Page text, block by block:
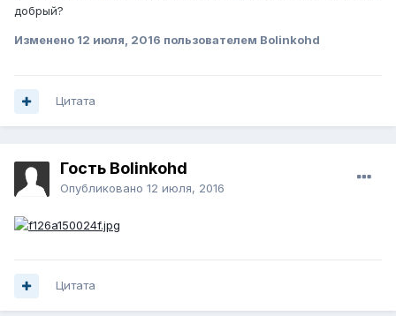
добрый?
Изменено 12 июля, 2016 пользователем Bolinkohd
Цитата
Гость Bolinkohd
Опубликовано 12 июля, 2016
Цитата